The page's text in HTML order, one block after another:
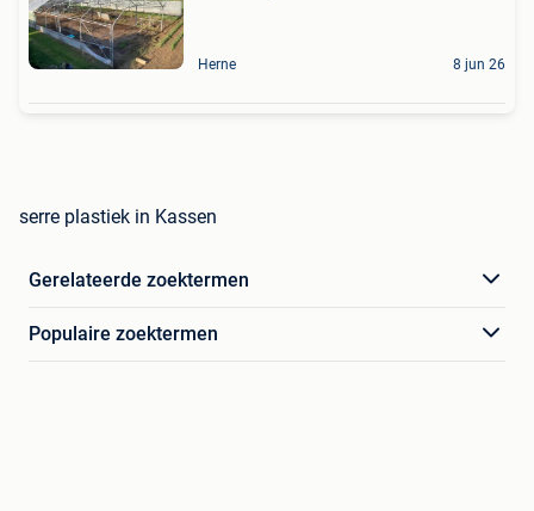
Herne 8 jun 26
serre plastiek in Kassen
Gerelateerde zoektermen
Populaire zoektermen